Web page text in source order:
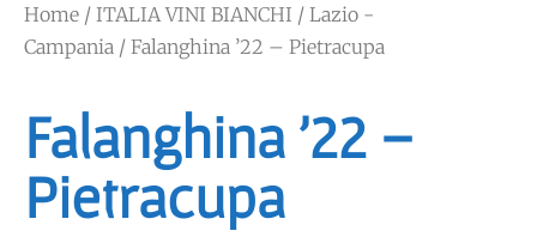
Home / ITALIA VINI BIANCHI / Lazio -
Campania / Falanghina ’22 – Pietracupa
Falanghina ’22 –
Pietracupa